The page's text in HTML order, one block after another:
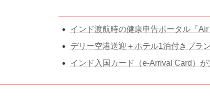
インド渡航時の健康申告ポータル「
デリー空港送迎＋ホテル1泊付きプラ
インド入国カード（e-Arrival Card）